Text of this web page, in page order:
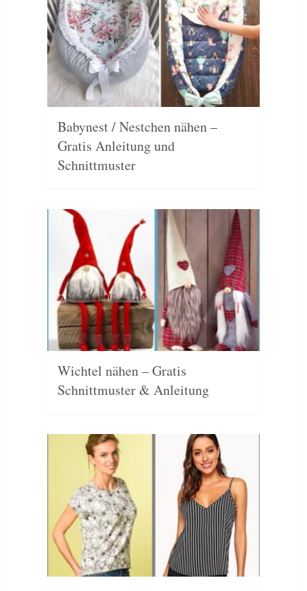
Babynest / Nestchen nähen –
Gratis Anleitung und
Schnittmuster
Wichtel nähen – Gratis
Schnittmuster & Anleitung